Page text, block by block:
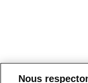
Nous